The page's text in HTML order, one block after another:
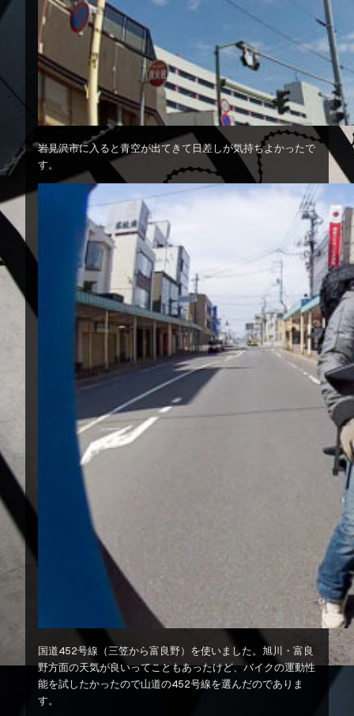
岩見沢市に入ると青空が出てきて日差しが気持ちよかったで
す。
国道452号線（三笠から富良野）を使いました。旭川・富良
野方面の天気が良いってこともあったけど、バイクの運動性
能を試したかったので山道の452号線を選んだのでありま
す。